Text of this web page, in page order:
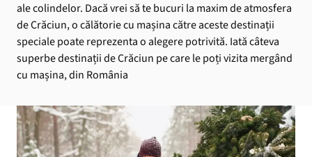
ale colindelor. Dacă vrei să te bucuri la maxim de atmosfera
de Crăciun, o călătorie cu mașina către aceste destinații
speciale poate reprezenta o alegere potrivită. Iată câteva
superbe destinații de Crăciun pe care le poți vizita mergând
cu mașina, din România